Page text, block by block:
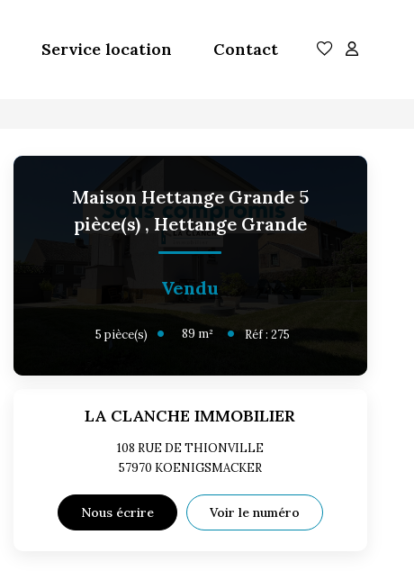
Service location Contact
Maison Hettange Grande 5
pièce(s),Hettange Grande
Vendu
5pièce(s) 89 m² Réf :275
LA CLANCHE IMMOBILIER
108 RUE DE THIONVILLE
57970 KOENIGSMACKER
Nous écrire Voir le numéro